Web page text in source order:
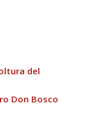
del
Don Bosco